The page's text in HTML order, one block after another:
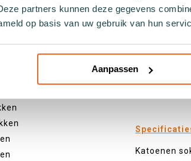
partners kunnen deze gegevens
op basis van uw gebruik van hun
Aanpassen
sokken
Kerst
Holland
Hobby
Natuur
Katoenen